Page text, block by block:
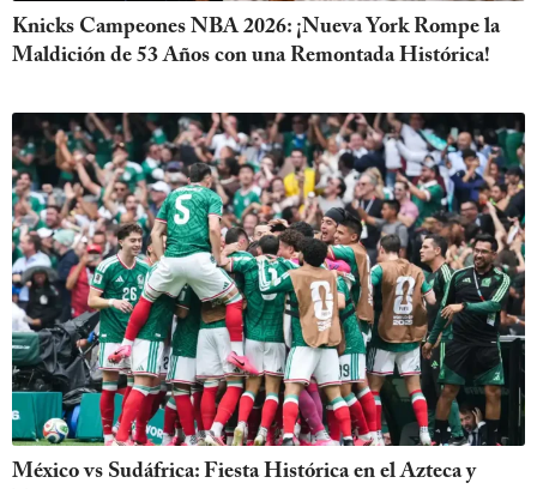
Knicks Campeones NBA 2026: ¡Nueva York Rompe la
Maldición de 53 Años con una Remontada Histórica!
México vs Sudáfrica: Fiesta Histórica en el Azteca y